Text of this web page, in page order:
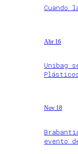
Cuando
Abr 16
Unibag
Nov 18
evento